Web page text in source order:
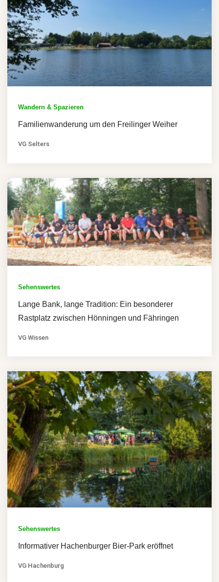
Wandern & Spazieren
Familienwanderung um den Freilinger Weiher
VG Selters
Sehenswertes
Lange Bank, lange Tradition: Ein besonderer
Rastplatz zwischen Hönningen und Fähringen
VG Wissen
Sehenswertes
Informativer Hachenburger Bier-Park eröffnet
VG Hachenburg